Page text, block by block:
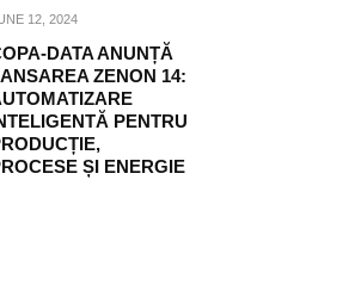
12, 2024
DATA ANUNȚĂ
ZENON 14:
PENTRU
ȘI ENERGIE